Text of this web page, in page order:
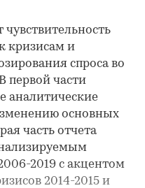
кризисам и
спроса во
первой части
аналитические
основных
часть отчета
2019 с акцентом
2014-2015 и